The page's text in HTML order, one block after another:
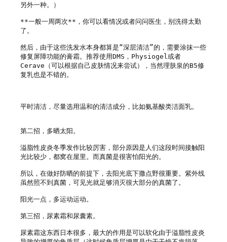
另外一种。）
**一般一周两次**，你可以看情况或者问问医生，别洗得太勤
了。
然后，由于这些洗发水本身都算是“深层清洁”的，需要涂抹一些
修复屏障功能的膏霜。推荐使用DMS，Physiogel或者
Cerave（可以根据自己皮肤情况来尝试），当然理肤泉的B5修
复乳也是不错的。
平时清洁，尽量选用温和的清洁成分，比如氨基酸类洁面乳。
第二招，多晒太阳。
溢脂性皮炎冬季发作比较厉害，部分原因是人们这段时间接触阳
光比较少，都窝在屋里。而真菌是很害怕阳光的。
所以，在做好防晒的前提下，去阳光底下撒点野很重要。紫外线
虽然照不到真菌，可见光就足够消灭很大部分的真菌了。
阳光一点，多运动运动。
第三招，尿素霜和尿囊素。
尿素霜这东西日本很多，最大的作用是可以软化由于溢脂性皮炎